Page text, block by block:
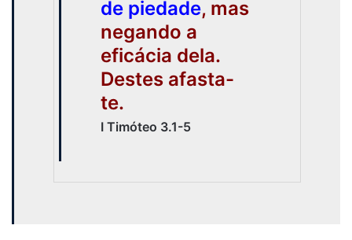
de piedade, mas
negando a
eficácia dela.
Destes afasta-
te.
I Timóteo 3.1-5